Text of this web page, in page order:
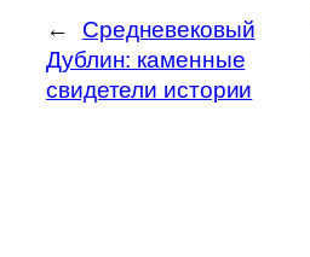
←
Средневековый
Дублин: каменные
свидетели истории